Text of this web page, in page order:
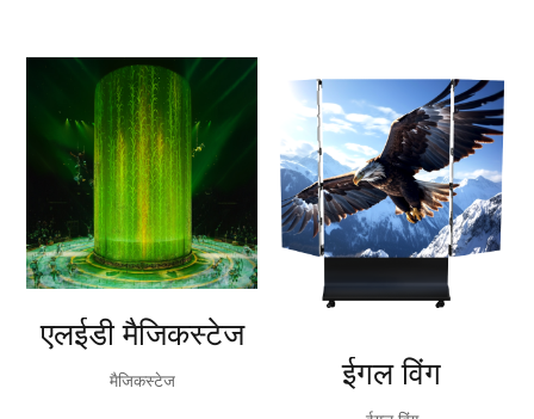
एलईडी मैजिकस्टेज
मैजिकस्टेज ईगल विंग